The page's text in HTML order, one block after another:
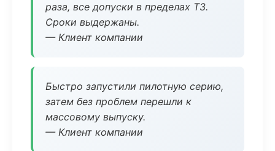
раза, все допуски в пределах ТЗ.
Сроки выдержаны.
— Клиент компании
Быстро запустили пилотную серию,
затем без проблем перешли к
массовому выпуску.
— Клиент компании